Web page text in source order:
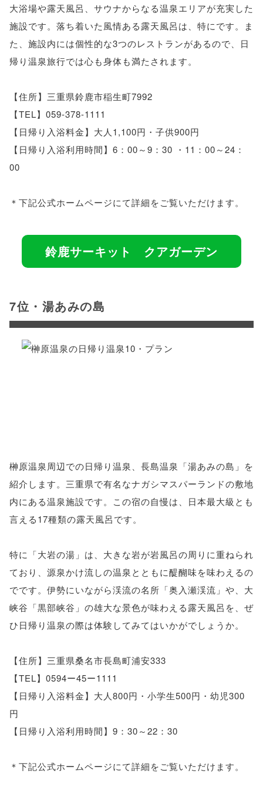
大浴場や露天風呂、サウナからなる温泉エリアが充実した
施設です。落ち着いた風情ある露天風呂は、特にです。ま
た、施設内には個性的な3つのレストランがあるので、日
帰り温泉旅行では心も身体も満たされます。
【住所】三重県鈴鹿市稲生町7992
【TEL】059-378-1111
【日帰り入浴料金】大人1,100円・子供900円
【日帰り入浴利用時間】6：00～9：30 ・11：00～24：
00
＊下記公式ホームページにて詳細をご覧いただけます。
鈴鹿サーキット クアガーデン
7位・湯あみの島
榊原温泉周辺での日帰り温泉、長島温泉「湯あみの島」を
紹介します。三重県で有名なナガシマスパーランドの敷地
内にある温泉施設です。この宿の自慢は、日本最大級とも
言える17種類の露天風呂です。
特に「大岩の湯」は、大きな岩が岩風呂の周りに重ねられ
ており、源泉かけ流しの温泉とともに醍醐味を味わえるの
でです。伊勢にいながら渓流の名所「奥入瀬渓流」や、大
峡谷「黒部峡谷」の雄大な景色が味わえる露天風呂を、ぜ
ひ日帰り温泉の際は体験してみてはいかがでしょうか。
【住所】三重県桑名市長島町浦安333
【TEL】0594ー45ー1111
【日帰り入浴料金】大人800円・小学生500円・幼児300
円
【日帰り入浴利用時間】9：30～22：30
＊下記公式ホームページにて詳細をご覧いただけます。